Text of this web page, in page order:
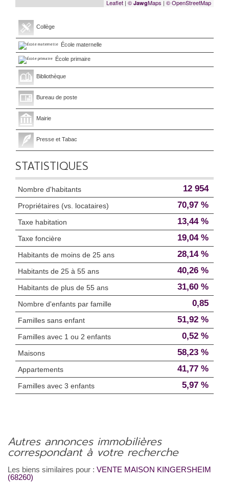
Leaflet | © JawgMaps | © OpenStreetMap
Collège
École maternelle
École primaire
Bibliothèque
Bureau de poste
Mairie
Presse et Tabac
STATISTIQUES
Nombre d'habitants 12 954
Propriétaires (vs. locataires) 70,97 %
Taxe habitation 13,44 %
Taxe foncière 19,04 %
Habitants de moins de 25 ans 28,14 %
Habitants de 25 à 55 ans 40,26 %
Habitants de plus de 55 ans 31,60 %
Nombre d'enfants par famille 0,85
Familles sans enfant 51,92 %
Familles avec 1 ou 2 enfants 0,52 %
Maisons 58,23 %
Appartements 41,77 %
Familles avec 3 enfants 5,97 %
autres annonces immobilières
correspondant à votre recherche
Les biens similaires pour : VENTE MAISON KINGERSHEIM
(68260)